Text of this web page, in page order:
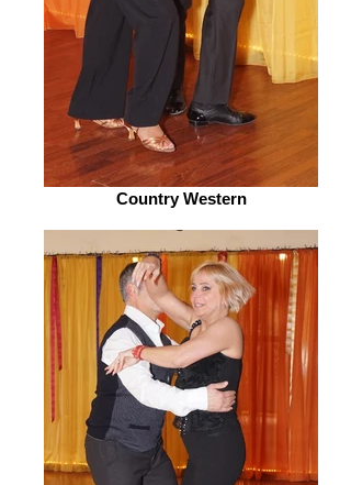
Country Western